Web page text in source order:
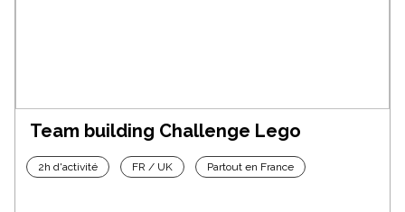
Team building Challenge Lego
2h d'activité FR / UK Partout en France